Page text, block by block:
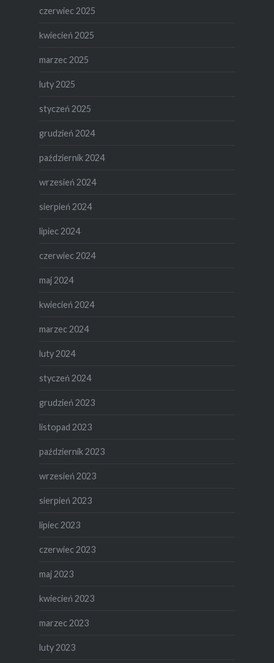
czerwiec 2025
kwiecień 2025
marzec 2025
luty 2025
styczeń 2025
grudzień 2024
październik 2024
wrzesień 2024
sierpień 2024
lipiec 2024
czerwiec 2024
maj 2024
kwiecień 2024
marzec 2024
luty 2024
styczeń 2024
grudzień 2023
listopad 2023
październik 2023
wrzesień 2023
sierpień 2023
lipiec 2023
czerwiec 2023
maj 2023
kwiecień 2023
marzec 2023
luty 2023